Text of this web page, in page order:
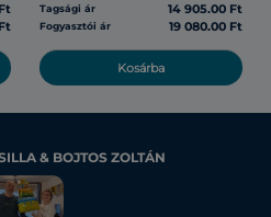
Tagsági ár 14 905.00 Ft
Fogyasztói ár 19 080.00 Ft
Kosárba
& BOJTOS ZOLTÁN